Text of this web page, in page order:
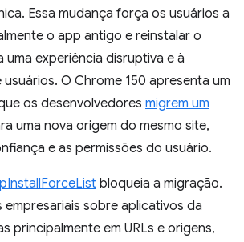
Essa mudança força os usuários a
o app antigo e reinstalar o
uma experiência disruptiva e à
O Chrome 150 apresenta um
os desenvolvedores migrem um
uma nova origem do mesmo site,
e as permissões do usuário.
bloqueia a migração.
empresariais sobre aplicativos da
principalmente em URLs e origens,